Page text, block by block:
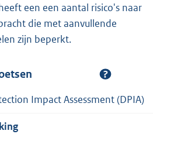
een een aantal risico's naar
die met aanvullende
zijn beperkt.
Impact Assessment (DPIA)